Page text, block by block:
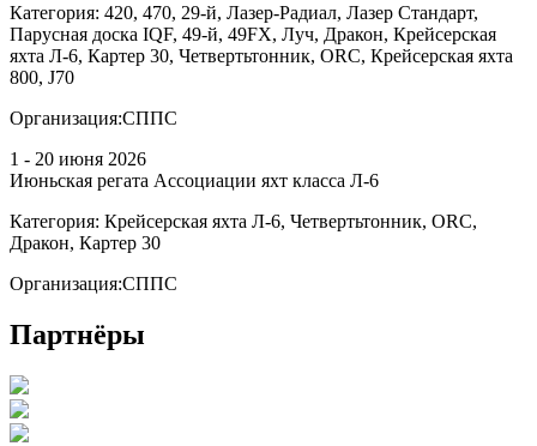
Категория: 420, 470, 29-й, Лазер-Радиал, Лазер Стандарт,
Парусная доска IQF, 49-й, 49FX, Луч, Дракон, Крейсерская
яхта Л-6, Картер 30, Четвертьтонник, ORC, Крейсерская яхта
800, J70
Организация:СППС
1 - 20 июня 2026
Июньская регата Ассоциации яхт класса Л-6
Категория: Крейсерская яхта Л-6, Четвертьтонник, ORC,
Дракон, Картер 30
Организация:СППС
Партнёры